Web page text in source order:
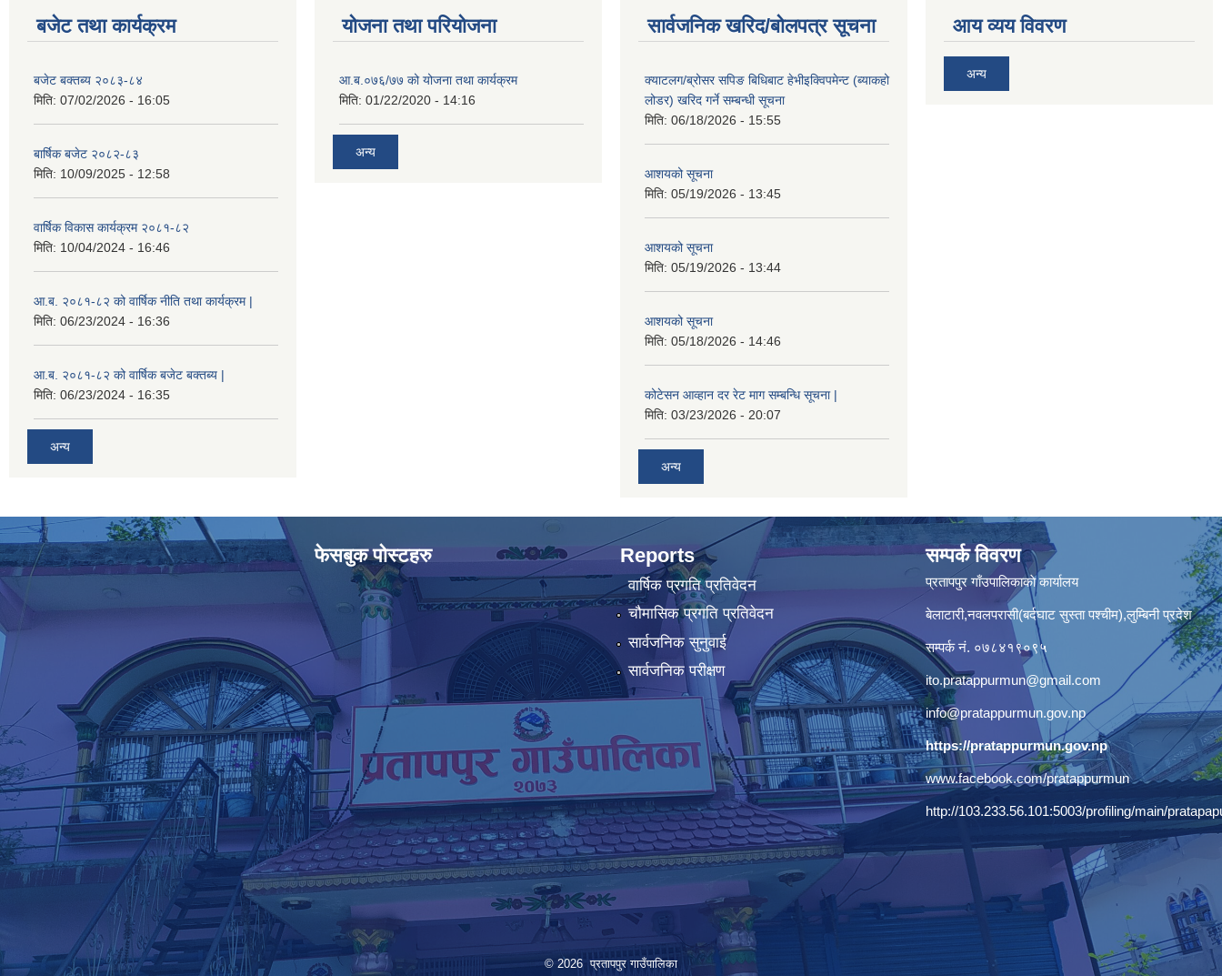
बजेट तथा कार्यक्रम
बजेट बक्तब्य २०८३-८४
मिति: 07/02/2026 - 16:05
बार्षिक बजेट २०८२-८३
मिति: 10/09/2025 - 12:58
वार्षिक विकास कार्यक्रम २०८१-८२
मिति: 10/04/2024 - 16:46
आ.ब. २०८१-८२ को वार्षिक नीति तथा कार्यक्रम |
मिति: 06/23/2024 - 16:36
आ.ब. २०८१-८२ को वार्षिक बजेट बक्तब्य |
मिति: 06/23/2024 - 16:35
अन्य
योजना तथा परियोजना
आ.ब.०७६/७७ को योजना तथा कार्यक्रम
मिति: 01/22/2020 - 14:16
अन्य
सार्वजनिक खरिद/बोलपत्र सूचना
क्याटलग/ब्रोसर सपिङ बिधिबाट हेभीइक्विपमेन्ट (ब्याकहो
लोडर) खरिद गर्ने सम्बन्धी सूचना
मिति: 06/18/2026 - 15:55
आशयको सूचना
मिति: 05/19/2026 - 13:45
आशयको सूचना
मिति: 05/19/2026 - 13:44
आशयको सूचना
मिति: 05/18/2026 - 14:46
कोटेसन आव्हान दर रेट माग सम्बन्धि सूचना |
मिति: 03/23/2026 - 20:07
अन्य
आय व्यय विवरण
अन्य
फेसबुक पोस्टहरु Reports
वार्षिक प्रगति प्रतिवेदन
चौमासिक प्रगति प्रतिवेदन
सार्वजनिक सुनुवाई
सार्वजनिक परीक्षण
सम्पर्क विवरण
प्रतापपुर गाँउपालिकाकाे कार्यालय
बेलाटारी,नवलपरासी(बर्दघाट सुस्ता पश्चीम),लुम्बिनी प्रदेश
सम्पर्क नं. ०७८४१९०९५
ito.pratappurmun@gmail.com
info@pratappurmun.gov.np
https://pratappurmun.gov.np
www.facebook.com/pratappurmun
http://103.233.56.101:5003/profiling/main/
© 2026 प्रतापपुर गाउँपालिका